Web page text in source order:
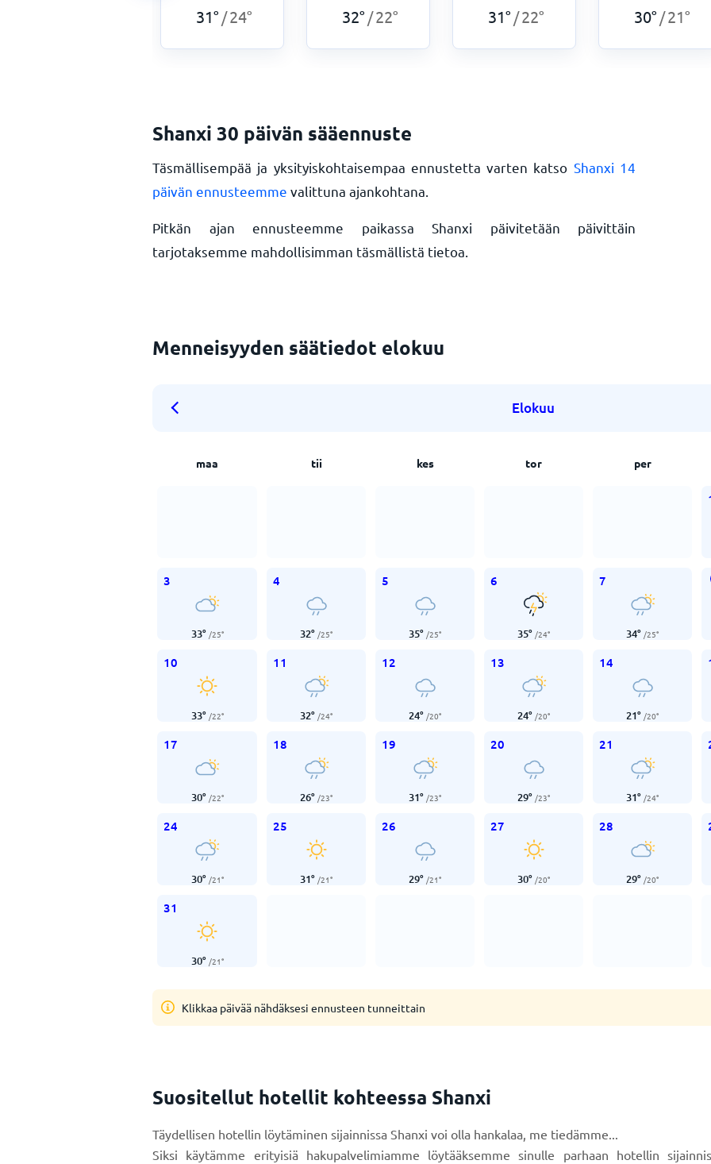
31° /24° 32° /22° 31° /22° 30° /21°
Shanxi 30 päivän sääennuste
Täsmällisempää ja yksityiskohtaisempaa ennustetta varten katso Shanxi 14
päivän ennusteemme valittuna ajankohtana.
Pitkän ajan ennusteemme paikassa Shanxi päivitetään päivittäin
tarjotaksemme mahdollisimman täsmällistä tietoa.
Menneisyyden säätiedot elokuu
Elokuu
maa tii kes tor per
3
33° /25°
4
32° /25°
5
35° /25°
6
35° /24°
7
34° /25°
10
33° /22°
11
32° /24°
12
24° /20°
13
24° /20°
14
21° /20°
17
30° /22°
18
26° /23°
19
31° /23°
20
29° /23°
21
31° /24°
24
30° /21°
25
31° /21°
26
29° /21°
27
30° /20°
28
29° /20°
31
30° /21°
Klikkaa päivää nähdäksesi ennusteen tunneittain
Suositellut hotellit kohteessa Shanxi
Täydellisen hotellin löytäminen sijainnissa Shanxi voi olla hankalaa, me tiedämme...
Siksi käytämme erityisiä hakupalvelimiamme löytääksemme sinulle parhaan hotellin